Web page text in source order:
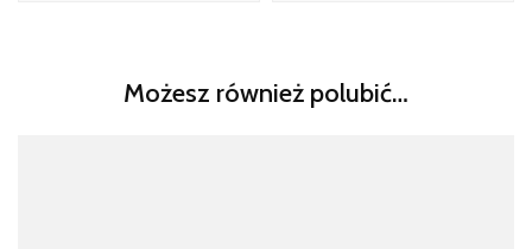
Możesz również polubić…